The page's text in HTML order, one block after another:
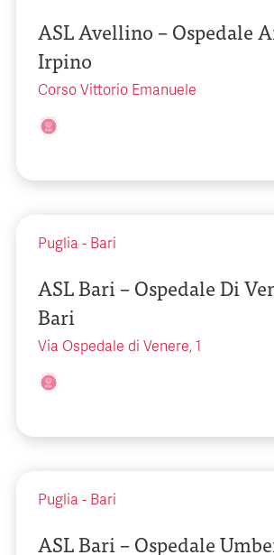
ASL Avellino – Ospedale
Irpino
Corso Vittorio Emanuele
Puglia - Bari
ASL Bari – Ospedale Di
Bari
Via Ospedale di Venere, 1
Puglia - Bari
ASL Bari – Ospedale